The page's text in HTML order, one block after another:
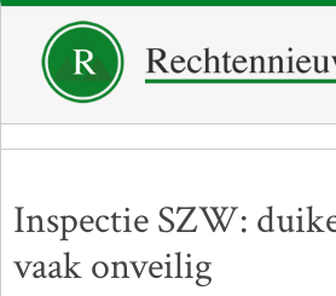
Inspectie SZW:
vaak onveilig